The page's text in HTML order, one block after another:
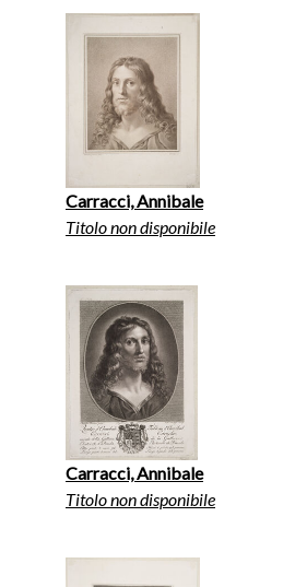
Carracci, Annibale
Titolo non disponibile
Carracci, Annibale
Titolo non disponibile